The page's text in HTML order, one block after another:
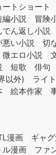
ートショート
編小説 冒険
でん返し小説
い小説
切
微エロ小説
短歌
俳句
以外)
ライ
絵本作家
漫画 ギャ
ル漫画
ファ